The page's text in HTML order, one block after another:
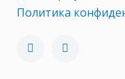
Политика